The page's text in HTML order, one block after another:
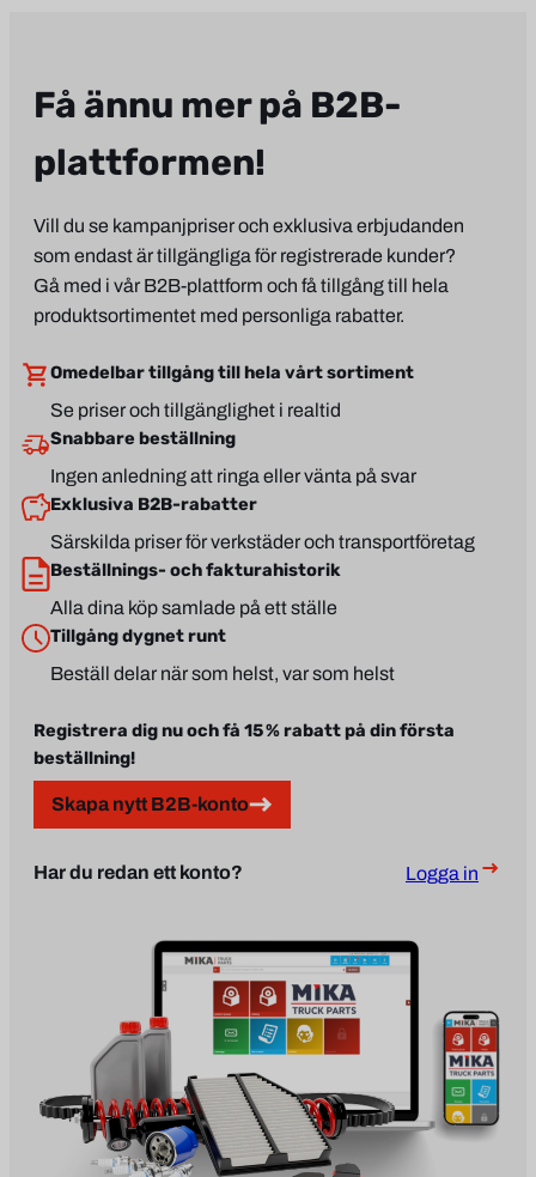
Få ännu mer på B2B-
plattformen!
Vill du se kampanjpriser och exklusiva erbjudanden
som endast är tillgängliga för registrerade kunder?
Gå med i vår B2B-plattform och få tillgång till hela
produktsortimentet med personliga rabatter.
Omedelbar tillgång till hela vårt sortiment
Se priser och tillgänglighet i realtid
Snabbare beställning
Ingen anledning att ringa eller vänta på svar
Exklusiva B2B-rabatter
Särskilda priser för verkstäder och transportföretag
Beställnings- och fakturahistorik
Alla dina köp samlade på ett ställe
Tillgång dygnet runt
Beställ delar när som helst, var som helst
Registrera dig nu och få 15 % rabatt på din första
beställning!
Skapa nytt B2B-konto
Har du redan ett konto? Logga in